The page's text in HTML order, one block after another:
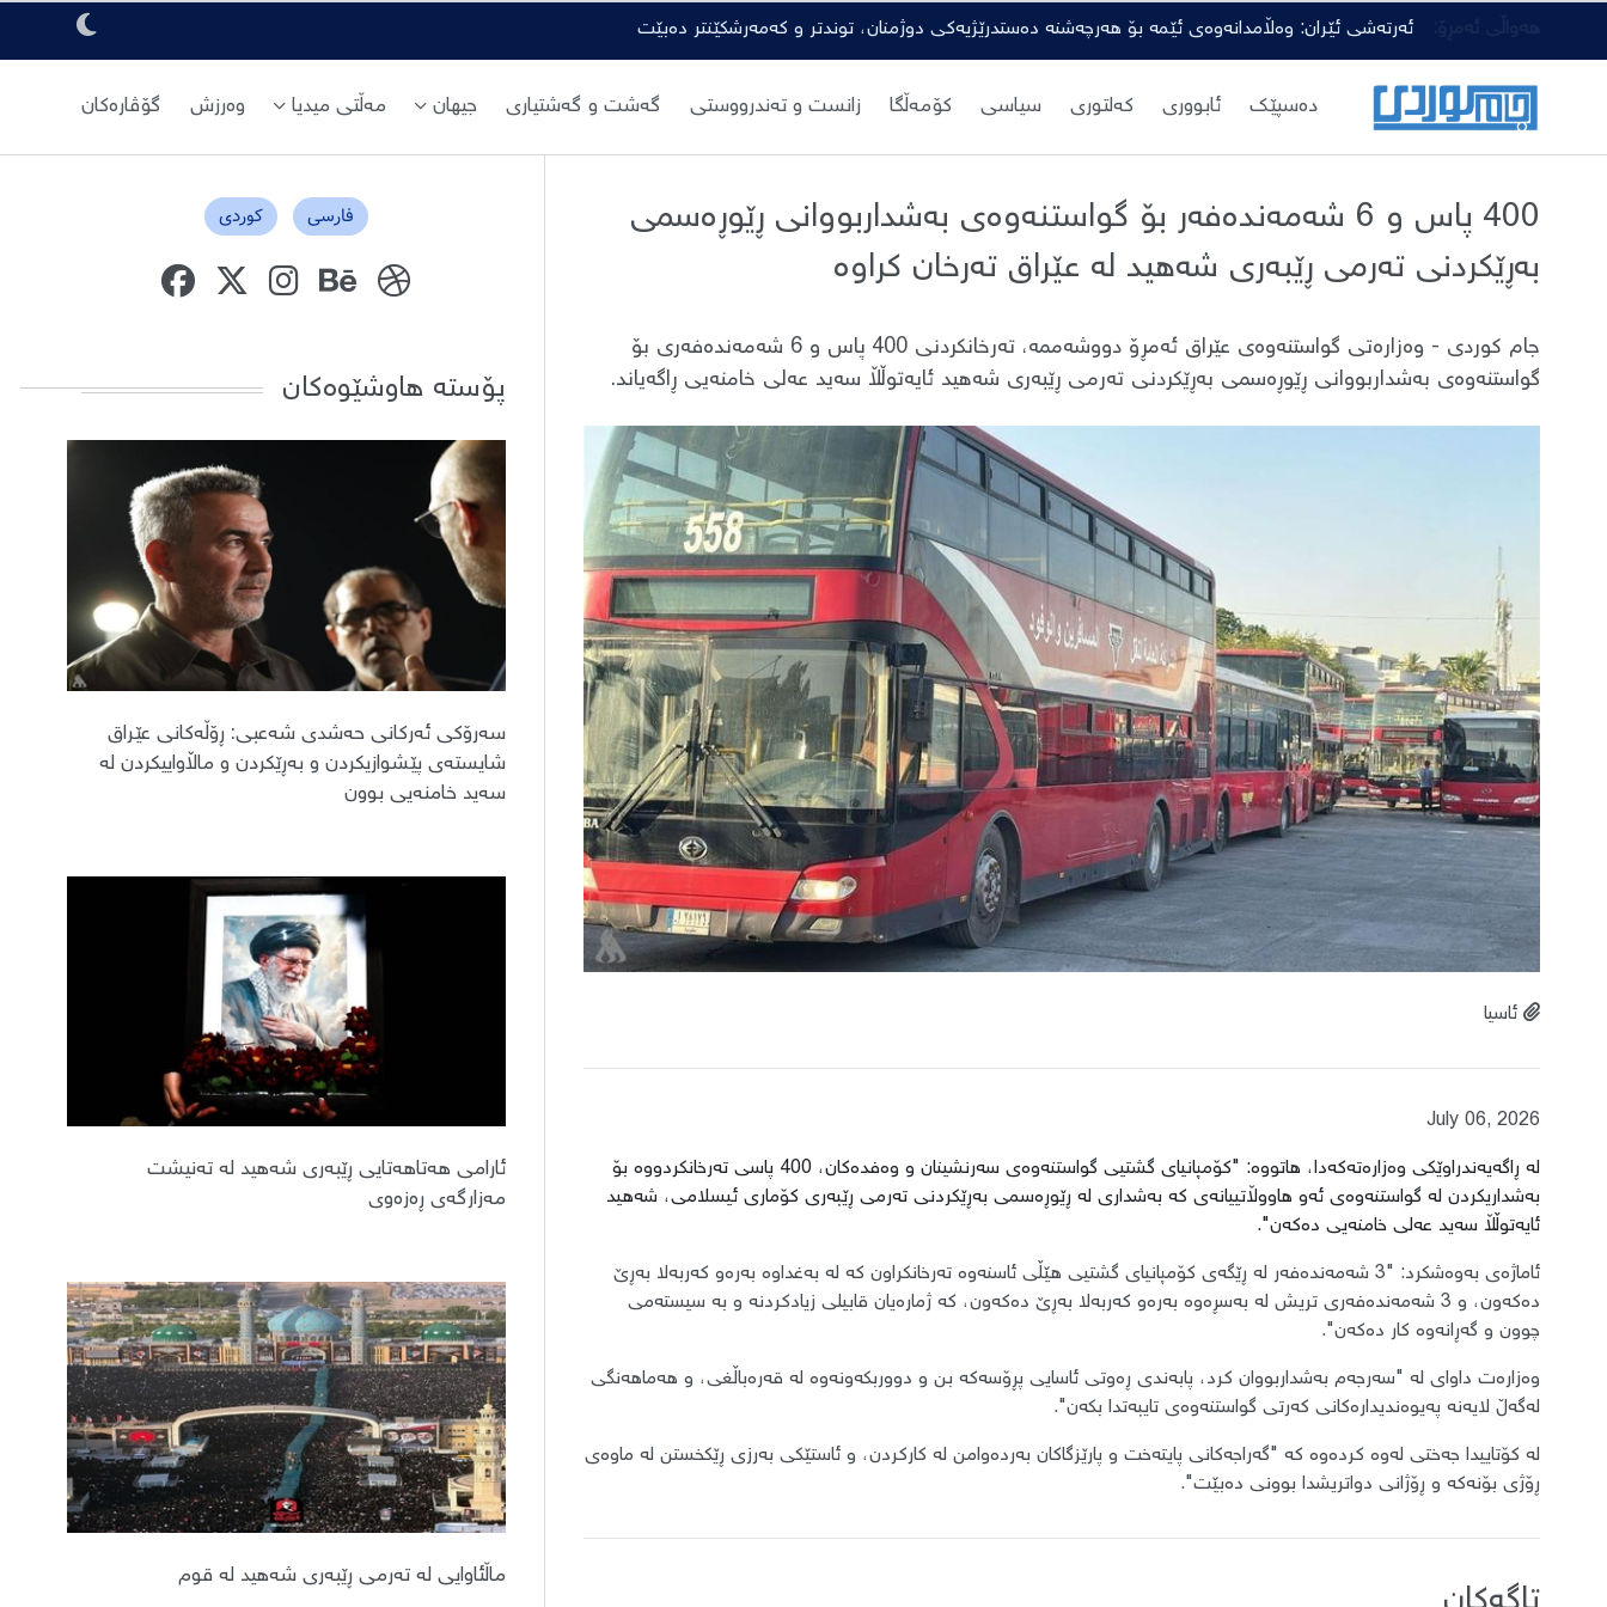
ئەرتەشی ئێران: وەڵامدانەوەی ئێمە بۆ هەرچەشنە دەستدرێژیەکی دوژمنان، توندتر و کەمەرشکێنتر دەبێت
دەسپێك ئابووری کەلتوری سیاسی کۆمەڵگا زانست و تەندرووستی گەشت و گەشتیاری جیهان مەڵتی میدیا وەرزش گۆڤارەکان
400 پاس و 6 شەمەندەفەر بۆ گواستنەوەی بەشداربووانی ڕێوڕەسمی
بەڕێکردنی تەرمی ڕێبەری شەهید لە عێراق تەرخان کراوە
جام کوردی - وەزارەتی گواستنەوەی عێراق ئەمڕۆ دووشەممە، تەرخانکردنی 400 پاس و 6 شەمەندەفەری بۆ
گواستنەوەی بەشداربووانی ڕێوڕەسمی بەڕێکردنی تەرمی ڕێبەری شەهید ئایەتوڵڵا سەید عەلی خامنەیی ڕاگەیاند.
ئاسیا
July 06, 2026
لە ڕاگەیەندراوێکی وەزارەتەکەدا، هاتووە: "کۆمپانیای گشتیی گواستنەوەی سەرنشینان و وەفدەکان، 400 پاسی تەرخانکردووە بۆ
بەشداریکردن لە گواستنەوەی ئەو هاووڵاتییانەی کە بەشداری لە ڕێوڕەسمی بەڕێکردنی تەرمی ڕێبەری کۆماری ئیسلامی، شەهید
ئایەتوڵڵا سەید عەلی خامنەیی دەکەن".
ئاماژەی بەوەشکرد: "3 شەمەندەفەر لە ڕێگەی کۆمپانیای گشتیی هێڵی ئاسنەوە تەرخانکراون کە لە بەغداوە بەرەو کەربەلا بەڕێ
دەکەون، و 3 شەمەندەفەری تریش لە بەسڕەوە بەرەو کەربەلا بەڕێ دەکەون، کە ژمارەیان قابیلی زیادکردنە و بە سیستەمی
چوون و گەڕانەوە کار دەکەن".
وەزارەت داوای لە "سەرجەم بەشداربووان کرد، پابەندی ڕەوتی ئاسایی پڕۆسەکە بن و دووربکەونەوە لە قەرەباڵغی، و هەماهەنگی
لەگەڵ لایەنە پەیوەندیدارەکانی کەرتی گواستنەوەی تایبەتدا بکەن".
لە کۆتاییدا جەختی لەوە کردەوە کە "گەراجەکانی پایتەخت و پارێزگاکان بەردەوامن لە کارکردن، و ئاستێکی بەرزی ڕێکخستن لە ماوەی
ڕۆژی بۆنەکە و ڕۆژانی دواتریشدا بوونی دەبێت".
فارسی کوردی
پۆستە هاوشێوەکان
سەرۆکی ئەرکانی حەشدی شەعبی: ڕۆڵەکانی عێراق
شایستەی پێشوازیکردن و بەڕێکردن و ماڵاواییکردن لە
سەید خامنەیی بوون
ئارامی هەتاهەتایی ڕێبەری شەهید لە تەنیشت
مەزارگەی ڕەزەوی
ماڵئاوایی لە تەرمی ڕێبەری شەهید لە قوم